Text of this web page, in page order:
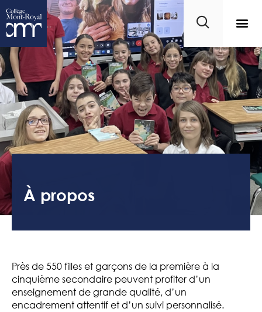
À propos
Près de 550 filles et garçons de la première à la
cinquième secondaire peuvent profiter d’un
enseignement de grande qualité, d’un
encadrement attentif et d’un suivi personnalisé.